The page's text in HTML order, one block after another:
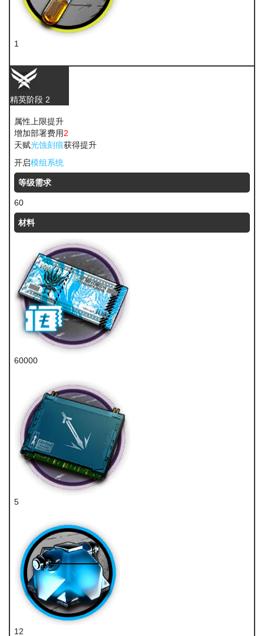
1
精英阶段 2
属性上限提升
增加部署费用2
天赋光蚀刻痕获得提升
开启模组系统
等级需求
60
材料
60000
5
12